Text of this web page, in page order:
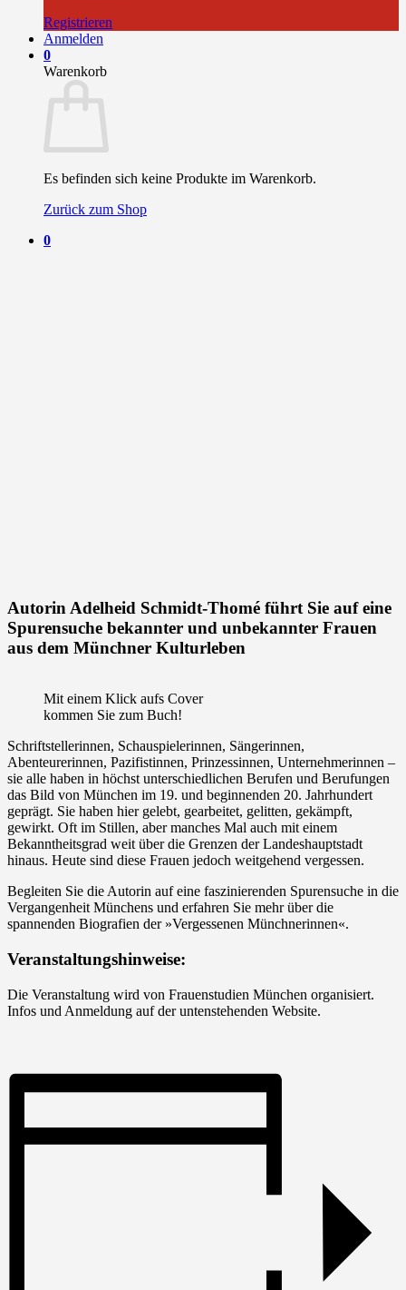
Registrieren
Anmelden
0
Warenkorb
Es befinden sich keine Produkte im Warenkorb.
Zurück zum Shop
0
Autorin Adelheid Schmidt-Thomé führt Sie auf eine
Spurensuche bekannter und unbekannter Frauen
aus dem Münchner Kulturleben
Mit einem Klick aufs Cover
kommen Sie zum Buch!
Schriftstellerinnen, Schauspielerinnen, Sängerinnen,
Abenteurerinnen, Pazifistinnen, Prinzessinnen, Unternehmerinnen –
sie alle haben in höchst unterschiedlichen Berufen und Berufungen
das Bild von München im 19. und beginnenden 20. Jahrhundert
geprägt. Sie haben hier gelebt, gearbeitet, gelitten, gekämpft,
gewirkt. Oft im Stillen, aber manches Mal auch mit einem
Bekanntheitsgrad weit über die Grenzen der Landeshauptstadt
hinaus. Heute sind diese Frauen jedoch weitgehend vergessen.
Begleiten Sie die Autorin auf eine faszinierenden Spurensuche in die
Vergangenheit Münchens und erfahren Sie mehr über die
spannenden Biografien der »Vergessenen Münchnerinnen«.
Veranstaltungshinweise:
Die Veranstaltung wird von Frauenstudien München organisiert.
Infos und Anmeldung auf der untenstehenden Website.